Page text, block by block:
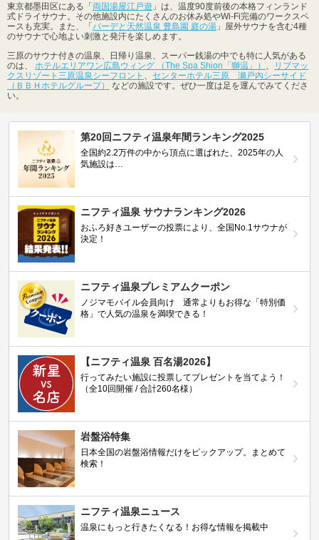
東京都墨田区にある「両国湯屋江戸遊 」は、温度90度前後の本格フィンランド
式ドライサウナ。その他施設内にたくさんのお休み処やWi-Fi完備のワークスペ
ースも充実。また、「バーデと天然温泉 豊島園 庭の湯 」屋外サウナを含む4種
のサウナで心地よい刺激と発汗を楽しめます。
三原のサウナ付きの温泉、日帰り温泉、スーパー銭湯の中でも特に人気がある
のは、 ホテルエリアワン広島ウィング （The Spa Shion「獅温」）
リブマッ
クスリゾート三原温泉シーフロント
センターホテル三原 瀬戸内シーサイド
（ＢＢＨホテルグループ）
などの施設です。ぜひ一度は足を運んでみてくださ
い。
第20回ニフティ温泉年間ランキング2025
全国約2.2万件の中から頂点に選ばれた、2025年の人
気施設は…
ニフティ温泉 サウナランキング2026
おふろ好きユーザーの投票により、全国No.1サウナが
決定！
ニフティ温泉プレミアムクーポン
ノジマモバイル会員向け 通常よりもお得な「特別価
格」で人気の温泉を満喫できる！
【ニフティ温泉 百名湯2026】
行ってみたい施設に投票してプレゼントを当てよう！
（全10回開催 / 合計260名様）
岩盤浴特集
日本全国の岩盤浴情報だけをピックアップ。まとめて
検索！
ニフティ温泉ニュース
温泉にもっと行きたくなる！お得な情報を掲載中